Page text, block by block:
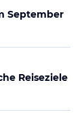
September
Reiseziele